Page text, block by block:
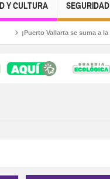
Y CULTURA SEGURIDAD
Vallarta se suma a la